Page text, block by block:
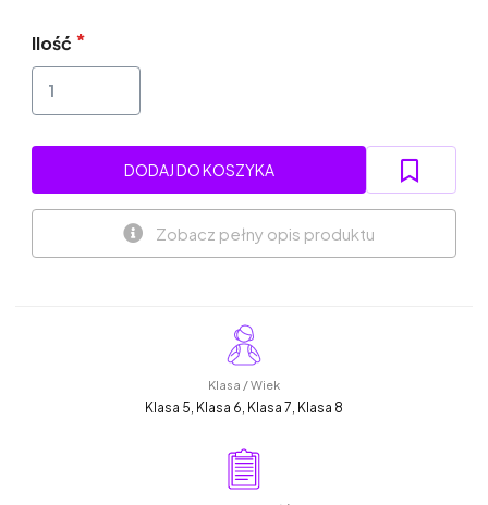
Ilość
DODAJ DO KOSZYKA
Zobacz pełny opis produktu
Klasa / Wiek
Klasa 5, Klasa 6, Klasa 7, Klasa 8